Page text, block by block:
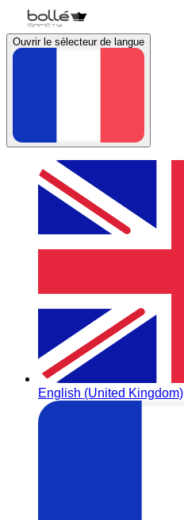
Ouvrir le sélecteur de langue
English (United Kingdom)